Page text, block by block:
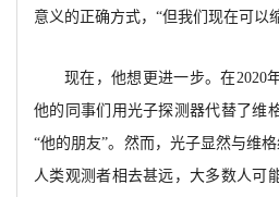
意义的正确方式，“但我们现在可以
现在，他想更进一步。在2020
他的同事们用光子探测器代替了维
“他的朋友”。然而，光子显然与维
人类观测者相去甚远，大多数人可